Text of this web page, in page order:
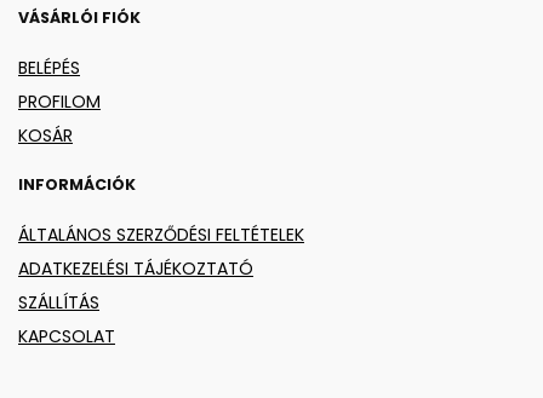
VÁSÁRLÓI FIÓK
BELÉPÉS
PROFILOM
KOSÁR
INFORMÁCIÓK
ÁLTALÁNOS SZERZŐDÉSI FELTÉTELEK
ADATKEZELÉSI TÁJÉKOZTATÓ
SZÁLLÍTÁS
KAPCSOLAT